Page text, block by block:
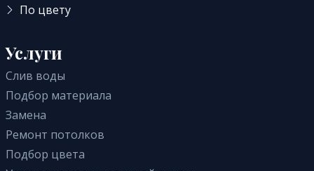
Для офиса
На кухню
В зал
В комнату
В санузел (туалет)
Для коттеджа
Для дачи
Светопрозрачные
Одноуровневые
Бесшовные
Двухуровневые
По цвету
Зеленые
Белые
Черные
Бежевые
Синие
Красные
Услуги
Слив воды
Подбор материала
Замена
Ремонт потолков
Подбор цвета